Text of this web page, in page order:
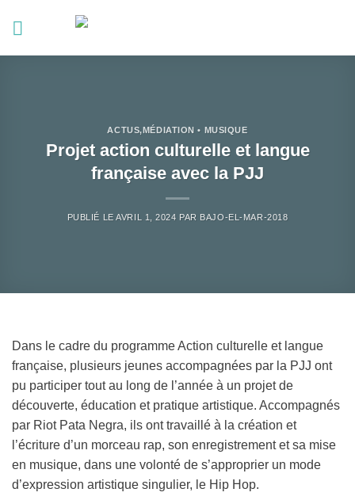
ACTUS,MÉDIATION • MUSIQUE
Projet action culturelle et langue
française avec la PJJ
PUBLIÉ LEAVRIL 1, 2024 PAR BAJO-EL-MAR-2018
Dans le cadre du programme Action culturelle et langue
française, plusieurs jeunes accompagnées par la PJJ ont
pu participer tout au long de l’année à un projet de
découverte, éducation et pratique artistique. Accompagnés
par Riot Pata Negra, ils ont travaillé à la création et
l’écriture d’un morceau rap, son enregistrement et sa mise
en musique, dans une volonté de s’approprier un mode
d’expression artistique singulier, le Hip Hop.